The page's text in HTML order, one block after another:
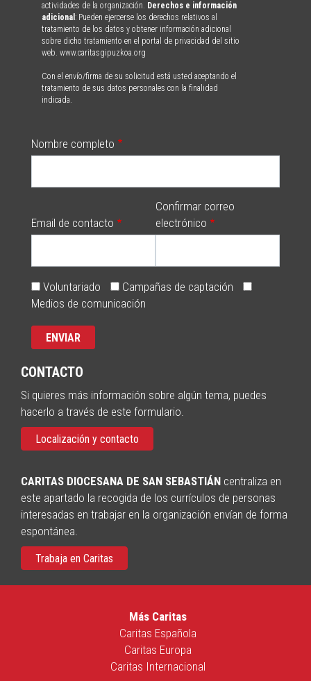
actividades de la organización. Derechos e información
adicional : Pueden ejercerse los derechos relativos al
tratamiento de los datos y obtener información adicional
sobre dicho tratamiento en el portal de privacidad del sitio
web. www.caritasgipuzkoa.org
Con el envío/firma de su solicitud está usted aceptando el
tratamiento de sus datos personales con la finalidad
indicada.
Nombre completo
Email de contacto
Confirmar correo
electrónico
Voluntariado
Campañas de captación
Medios de comunicación
CONTACTO
Si quieres más información sobre algún tema, puedes
hacerlo a través de este formulario.
Localización y contacto
CARITAS DIOCESANA DE SAN SEBASTIÁN centraliza en
este apartado la recogida de los currículos de personas
interesadas en trabajar en la organización envían de forma
espontánea.
Trabaja en Caritas
Más Caritas
Caritas Española
Caritas Europa
Caritas Internacional